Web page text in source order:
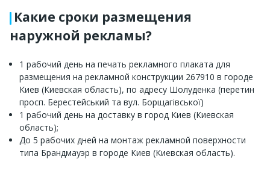
Какие сроки размещения
наружной рекламы?
1 рабочий день на печать рекламного плаката для
размещения на рекламной конструкции 267910 в городе
Киев (Киевская область), по адресу Шолуденка (перетин
просп. Берестейський та вул. Борщагівської)
1 рабочий день на доставку в город Киев (Киевская
область);
До 5 рабочих дней на монтаж рекламной поверхности
типа Брандмауэр в городе Киев (Киевская область).